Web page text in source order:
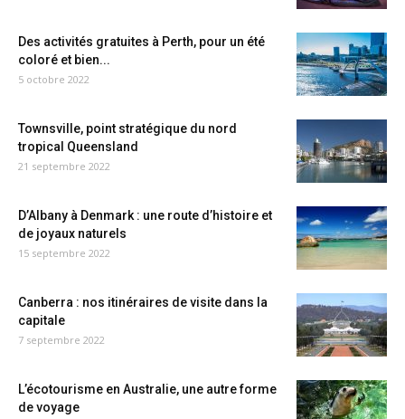
Des activités gratuites à Perth, pour un été
coloré et bien...
5 octobre 2022
Townsville, point stratégique du nord
tropical Queensland
21 septembre 2022
D’Albany à Denmark : une route d’histoire et
de joyaux naturels
15 septembre 2022
Canberra : nos itinéraires de visite dans la
capitale
7 septembre 2022
L’écotourisme en Australie, une autre forme
de voyage